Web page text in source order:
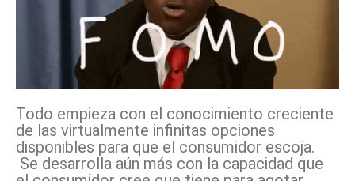
Todo empieza con el conocimiento creciente
de las virtualmente infinitas opciones
disponibles para que el consumidor escoja.
Se desarrolla aún más con la capacidad que